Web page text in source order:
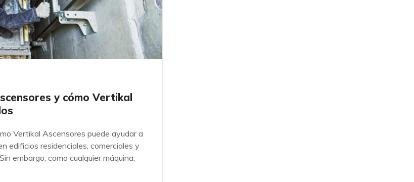
y cómo Vertikal
Vertikal Ascensores puede ayudar a
edificios residenciales, comerciales y
embargo, como cualquier máquina,